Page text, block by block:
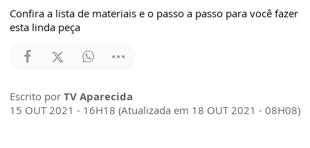
Confira a lista de materiais e o passo a passo para você fazer
esta linda peça
Escrito por TV Aparecida
15 OUT 2021 - 16H18 (Atualizada em 18 OUT 2021 - 08H08)